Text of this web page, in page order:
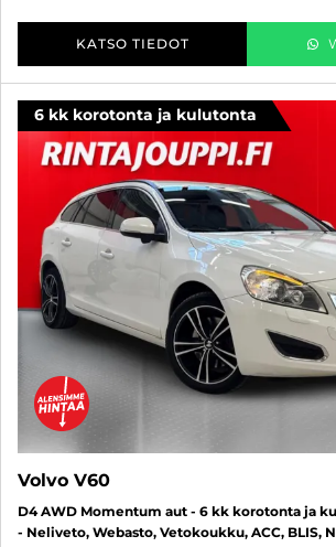
KATSO TIEDOT
6 kk korotonta ja kulutonta
Volvo V60
D4 AWD Momentum aut - 6 kk korotonta ja
- Neliveto, Webasto, Vetokoukku, ACC, BLIS,